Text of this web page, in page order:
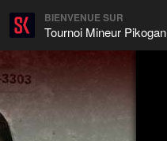
BIENVENUE SUR
Tournoi Mineur Pikogan